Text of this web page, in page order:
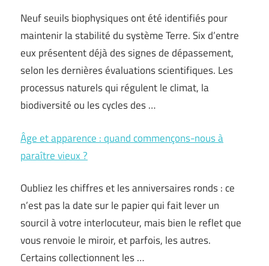
Neuf seuils biophysiques ont été identifiés pour
maintenir la stabilité du système Terre. Six d’entre
eux présentent déjà des signes de dépassement,
selon les dernières évaluations scientifiques. Les
processus naturels qui régulent le climat, la
biodiversité ou les cycles des …
Âge et apparence : quand commençons-nous à
paraître vieux ?
Oubliez les chiffres et les anniversaires ronds : ce
n’est pas la date sur le papier qui fait lever un
sourcil à votre interlocuteur, mais bien le reflet que
vous renvoie le miroir, et parfois, les autres.
Certains collectionnent les …